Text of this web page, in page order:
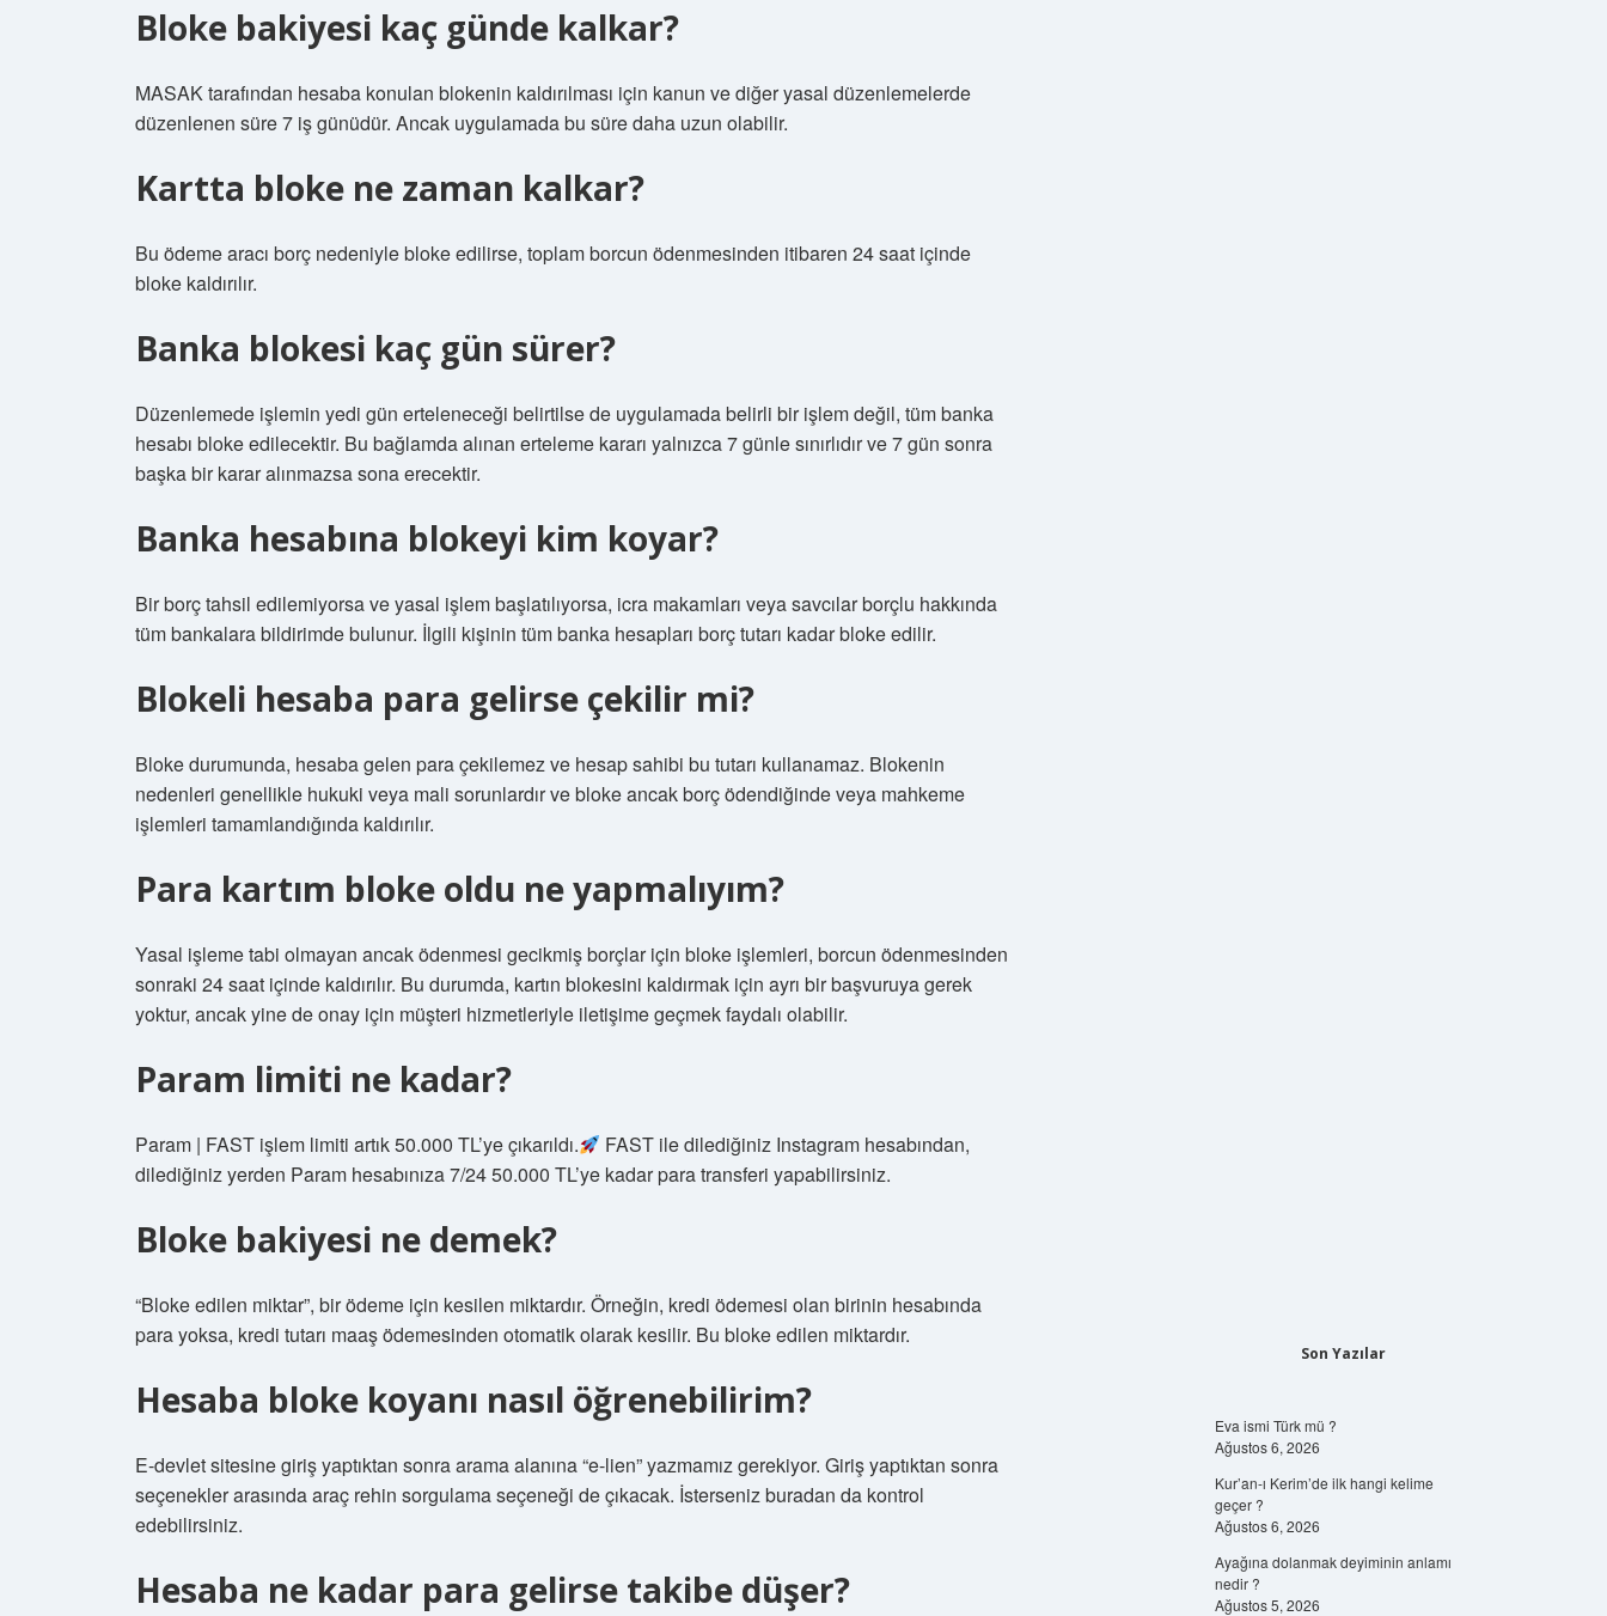
Bloke bakiyesi kaç günde kalkar?
MASAK tarafından hesaba konulan blokenin kaldırılması için kanun ve diğer yasal düzenlemelerde
düzenlenen süre 7 iş günüdür. Ancak uygulamada bu süre daha uzun olabilir.
Kartta bloke ne zaman kalkar?
Bu ödeme aracı borç nedeniyle bloke edilirse, toplam borcun ödenmesinden itibaren 24 saat içinde
bloke kaldırılır.
Banka blokesi kaç gün sürer?
Düzenlemede işlemin yedi gün erteleneceği belirtilse de uygulamada belirli bir işlem değil, tüm banka
hesabı bloke edilecektir. Bu bağlamda alınan erteleme kararı yalnızca 7 günle sınırlıdır ve 7 gün sonra
başka bir karar alınmazsa sona erecektir.
Banka hesabına blokeyi kim koyar?
Bir borç tahsil edilemiyorsa ve yasal işlem başlatılıyorsa, icra makamları veya savcılar borçlu hakkında
tüm bankalara bildirimde bulunur. İlgili kişinin tüm banka hesapları borç tutarı kadar bloke edilir.
Blokeli hesaba para gelirse çekilir mi?
Bloke durumunda, hesaba gelen para çekilemez ve hesap sahibi bu tutarı kullanamaz. Blokenin
nedenleri genellikle hukuki veya mali sorunlardır ve bloke ancak borç ödendiğinde veya mahkeme
işlemleri tamamlandığında kaldırılır.
Para kartım bloke oldu ne yapmalıyım?
Yasal işleme tabi olmayan ancak ödenmesi gecikmiş borçlar için bloke işlemleri, borcun ödenmesinden
sonraki 24 saat içinde kaldırılır. Bu durumda, kartın blokesini kaldırmak için ayrı bir başvuruya gerek
yoktur, ancak yine de onay için müşteri hizmetleriyle iletişime geçmek faydalı olabilir.
Param limiti ne kadar?
Param | FAST işlem limiti artık 50.000 TL’ye çıkarıldı.
FAST ile dilediğiniz Instagram hesabından,
dilediğiniz yerden Param hesabınıza 7/24 50.000 TL’ye kadar para transferi yapabilirsiniz.
Bloke bakiyesi ne demek?
“Bloke edilen miktar”, bir ödeme için kesilen miktardır. Örneğin, kredi ödemesi olan birinin hesabında
para yoksa, kredi tutarı maaş ödemesinden otomatik olarak kesilir. Bu bloke edilen miktardır.
Hesaba bloke koyanı nasıl öğrenebilirim?
E-devlet sitesine giriş yaptıktan sonra arama alanına “e-lien” yazmamız gerekiyor. Giriş yaptıktan sonra
seçenekler arasında araç rehin sorgulama seçeneği de çıkacak. İsterseniz buradan da kontrol
edebilirsiniz.
Hesaba ne kadar para gelirse takibe düşer?
Son Yazılar
Eva ismi Türk mü ?
Ağustos 6, 2026
Kur’an-ı Kerim’de ilk hangi kelime
geçer ?
Ağustos 6, 2026
Ayağına dolanmak deyiminin anlamı
nedir ?
Ağustos 5, 2026